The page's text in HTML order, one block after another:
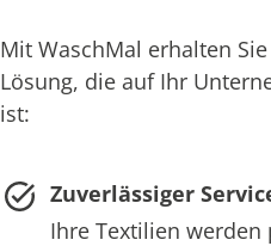
Mit WaschMal erhalten
Lösung, die auf Ihr
ist:
Zuverlässiger
Ihre Textilien